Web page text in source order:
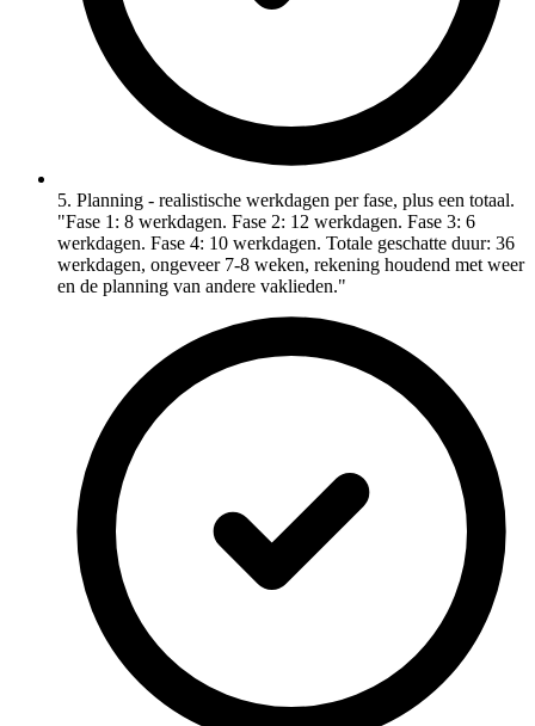
5. Planning - realistische werkdagen per fase, plus een totaal.
"Fase 1: 8 werkdagen. Fase 2: 12 werkdagen. Fase 3: 6
werkdagen. Fase 4: 10 werkdagen. Totale geschatte duur: 36
werkdagen, ongeveer 7-8 weken, rekening houdend met weer
en de planning van andere vaklieden."